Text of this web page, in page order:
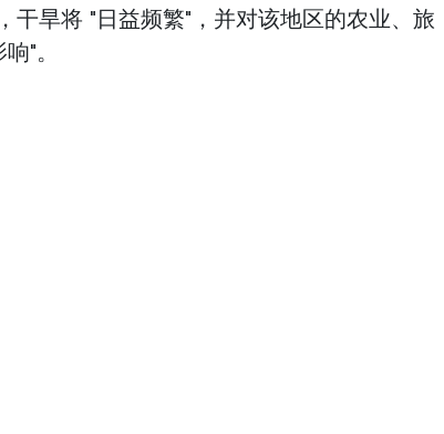
干旱将 "日益频繁"，并对该地区的农业、旅
"。